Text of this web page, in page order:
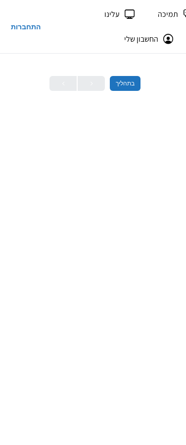
תמיכה עלינו
החשבון שלי
התחברות
בתהליך